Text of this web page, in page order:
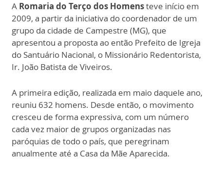
A Romaria do Terço dos Homensteve início em
2009, a partir da iniciativa do coordenador de um
grupo da cidade de Campestre (MG), que
apresentou a proposta ao então Prefeito de Igreja
do Santuário Nacional, o Missionário Redentorista,
Ir. João Batista de Viveiros.
A primeira edição, realizada em maio daquele ano,
reuniu 632 homens. Desde então, o movimento
cresceu de forma expressiva, com um número
cada vez maior de grupos organizadas nas
paróquias de todo o país, que peregrinam
anualmente até a Casa da Mãe Aparecida.